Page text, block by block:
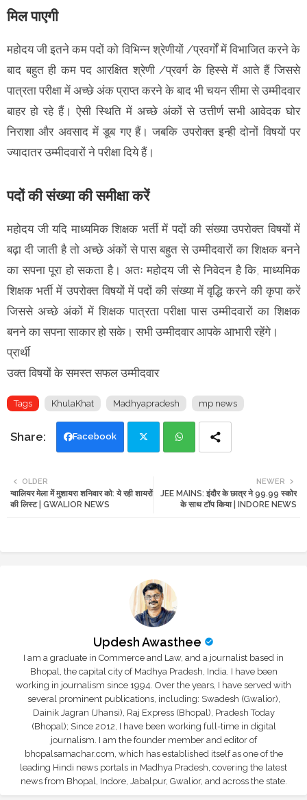
मिल पाएगी
महोदय जी इतने कम पदों को विभिन्न श्रेणीयों /प्रवर्गों में विभाजित करने के
बाद बहुत ही कम पद आरक्षित श्रेणी /प्रवर्ग के हिस्से में आते हैं जिससे
पात्रता परीक्षा में अच्छे अंक प्राप्त करने के बाद भी चयन सीमा से उम्मीदवार
बाहर हो रहे हैं। ऐसी स्थिति में अच्छे अंकों से उत्तीर्ण सभी आवेदक घोर
निराशा और अवसाद में डूब गए हैं। जबकि उपरोक्त इन्ही दोनों विषयों पर
ज्यादातर उम्मीदवारों ने परीक्षा दिये हैं।
पदों की संख्या की समीक्षा करें
महोदय जी यदि माध्यमिक शिक्षक भर्ती में पदों की संख्या उपरोक्त विषयों में
बढ़ा दी जाती है तो अच्छे अंकों से पास बहुत से उम्मीदवारों का शिक्षक बनने
का सपना पूरा हो सकता है। अतः महोदय जी से निवेदन है कि, माध्यमिक
शिक्षक भर्ती में उपरोक्त विषयों में पदों की संख्या में वृद्धि करने की कृपा करें
जिससे अच्छे अंकों में शिक्षक पात्रता परीक्षा पास उम्मीदवारों का शिक्षक
बनने का सपना साकार हो सके। सभी उम्मीदवार आपके आभारी रहेंगे।
प्रार्थी
उक्त विषयों के समस्त सफल उम्मीदवार
Tags KhulaKhat Madhyapradesh mp news
Facebook
tte ats
NEWER
JEE MAINS: इंदौर के छात्र ने 99.99 स्कोर
के साथ टॉप किया | INDORE NEWS
OLDER
ग्वालियर मेला में मुशायरा शनिवार को: ये रही शायरों
की लिस्ट | GWALIOR NEWS
Updesh Awasthee
I am a graduate in Commerce and Law, and a journalist based in
Bhopal, the capital city of Madhya Pradesh, India. I have been
working in journalism since 1994. Over the years, I have served with
several prominent publications, including: Swadesh (Gwalior),
Dainik Jagran (Jhansi), Raj Express (Bhopal), Pradesh Today
(Bhopal); Since 2012, I have been working full-time in digital
journalism. I am the founder member and editor of
bhopalsamachar.com, which has established itself as one of the
leading Hindi news portals in Madhya Pradesh, covering the latest
news from Bhopal, Indore, Jabalpur, Gwalior, and across the state.